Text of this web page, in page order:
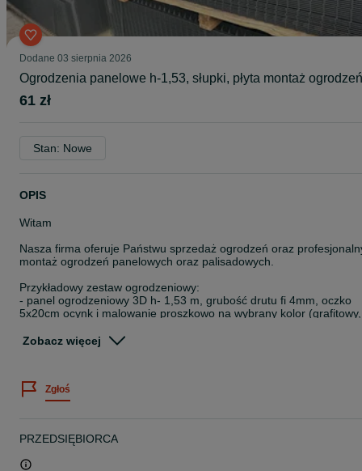
Dodane 03 sierpnia 2026
Ogrodzenia panelowe h-1,53, słupki, płyta montaż ogrodzeń
61 zł
Stan: Nowe
OPIS
Witam
Nasza firma oferuje Państwu sprzedaż ogrodzeń oraz
montaż ogrodzeń panelowych oraz palisadowych.
Przykładowy zestaw ogrodzeniowy:
- panel ogrodzeniowy 3D h- 1,53 m, grubość drutu fi 4mm, oczko
5x20cm ocynk i malowanie proszkowo na wybrany kolor (grafitowy,
- słupek 60x40 h-2.3 m, w kolorze paneli,
-bez montażu
akcesoria, itp.
Zobacz więcej
Zgłoś
PRZEDSIĘBIORCA